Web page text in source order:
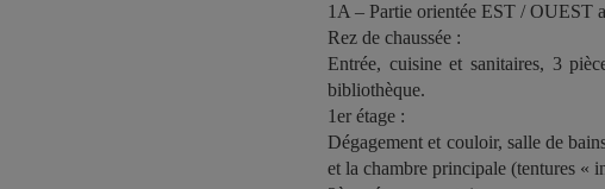
1A – Partie orientée EST / OUEST
Rez de chaussée :
Entrée, cuisine et sanitaires, 3
bibliothèque.
1er étage :
Dégagement et couloir, salle de
et la chambre principale (tentures «